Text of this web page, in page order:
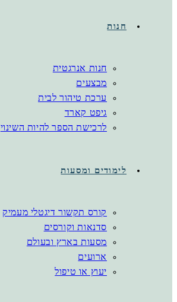
חנות
חנות אנרגטית
מבצעים
ערכת טיהור לבית
גיפט קארד
לרכישת הספר להיות השינוי
לימודים ומסעות
קורס תקשור דיגטלי מעמיק
סדנאות וקורסים
מסעות בארץ ובעולם
ארועים
יעוץ או טיפול